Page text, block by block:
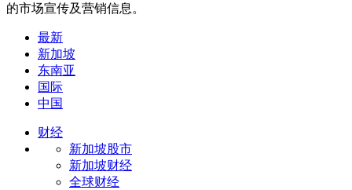
的市场宣传及营销信息。
最新
新加坡
东南亚
国际
中国
财经
新加坡股市
新加坡财经
全球财经